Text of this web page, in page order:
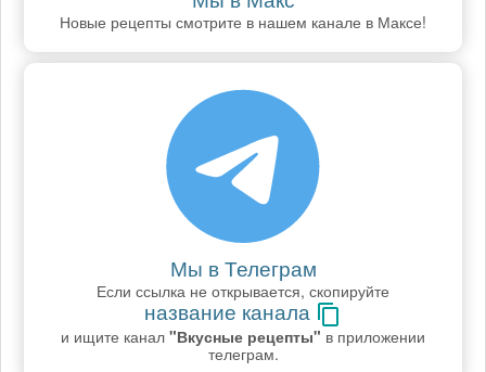
Новые рецепты смотрите в нашем канале в Максе!
Мы в Телеграм
Если ссылка не открывается, скопируйте
название канала
и ищите канал "Вкусные рецепты" в приложении
телеграм.